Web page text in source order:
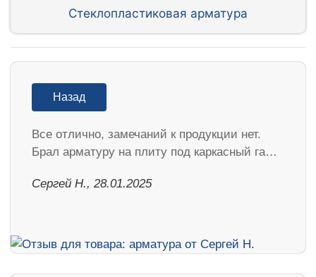
Стеклопластиковая арматура
Назад
Все отлично, замечаний к продукции нет.
Брал арматуру на плиту под каркасный га…
Сергей Н., 28.01.2025